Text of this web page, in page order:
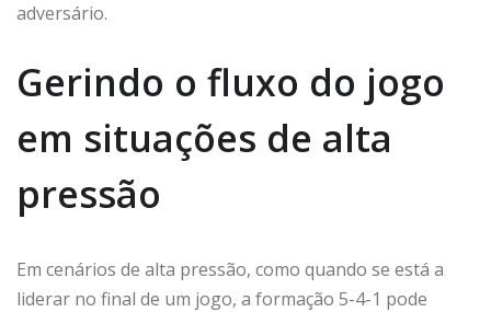
adversário.
Gerindo o fluxo do jogo
em situações de alta
pressão
Em cenários de alta pressão, como quando se está a
liderar no final de um jogo, a formação 5-4-1 pode